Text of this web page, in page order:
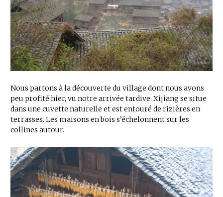
Nous partons à la découverte du village dont nous avons
peu profité hier, vu notre arrivée tardive. Xijiang se situe
dans une cuvette naturelle et est entouré de rizières en
terrasses. Les maisons en bois s’échelonnent sur les
collines autour.